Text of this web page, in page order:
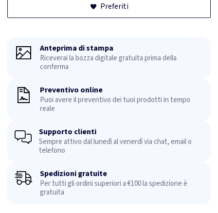
Preferiti
Anteprima di stampa
Riceverai la bozza digitale gratuita prima della
conferma
Preventivo online
Puoi avere il preventivo dei tuoi prodotti in tempo
reale
Supporto clienti
Sempre attivo dal lunedì al venerdì via chat, email o
telefono
Spedizioni gratuite
Per tutti gli ordini superiori a €100 la spedizione è
gratuita